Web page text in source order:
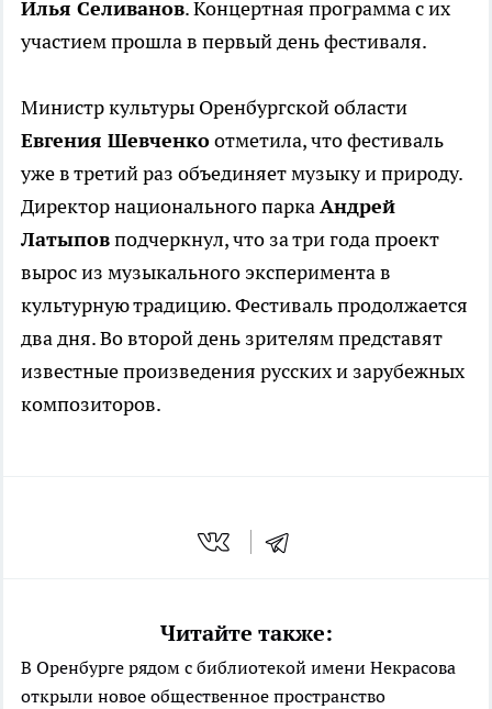
Илья Селиванов. Концертная программа с их
участием прошла в первый день фестиваля.
Министр культуры Оренбургской области
Евгения Шевченкоотметила, что фестиваль
уже в третий раз объединяет музыку и природу.
Директор национального паркаАндрей
Латыповподчеркнул, что за три года проект
вырос из музыкального эксперимента в
культурную традицию. Фестиваль продолжается
два дня. Во второй день зрителям представят
известные произведения русских и зарубежных
композиторов.
Читайте также:
В Оренбурге рядом с библиотекой имени Некрасова
открыли новое общественное пространство